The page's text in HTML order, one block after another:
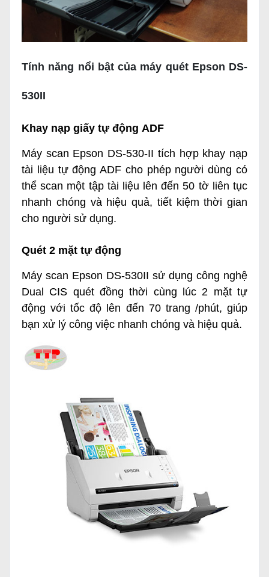
Tính năng nổi bật của máy quét Epson DS-
530II
Khay nạp giấy tự động ADF
Máy scan Epson DS-530-II tích hợp khay nạp
tài liệu tự động ADF cho phép người dùng có
thể scan một tập tài liệu lên đến 50 tờ liên tục
nhanh chóng và hiệu quả, tiết kiệm thời gian
cho người sử dụng.
Quét 2 mặt tự động
Máy scan Epson DS-530II sử dụng công nghệ
Dual CIS quét đồng thời cùng lúc 2 mặt tự
động với tốc độ lên đến 70 trang /phút, giúp
bạn xử lý công việc nhanh chóng và hiệu quả.